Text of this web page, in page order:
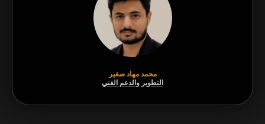
محمد مهاد صغير
التطوير والدعم الفني